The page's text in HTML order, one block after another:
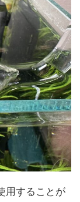
用することが